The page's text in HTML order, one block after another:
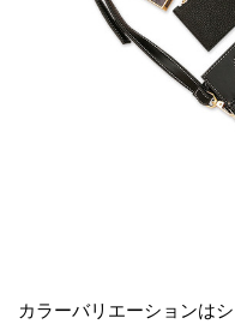
カラーバリエーションは